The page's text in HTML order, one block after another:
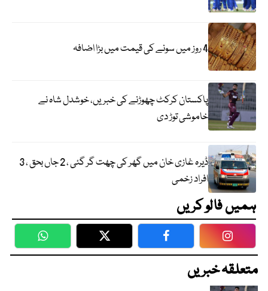
4 روز میں سونے کی قیمت میں بڑا اضافہ
پاکستان کرکٹ چھوڑنے کی خبریں، خوشدل شاہ نے
خاموشی توڑ دی
ڈیرہ غازی خان میں گھر کی چھت گر گئی ، 2 جاں بحق ، 3
افراد زخمی
ہمیں فالو کریں
WhatsApp Twitter Facebook
متعلقہ خبریں